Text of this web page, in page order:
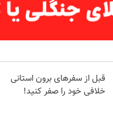
قبل از سفرهای برون استانی
خلافی خود را صفر کنید!